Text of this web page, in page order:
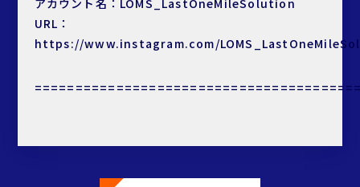
アカウント名：LOMS_LastOneMileSolution
URL：
https://www.instagram.com/